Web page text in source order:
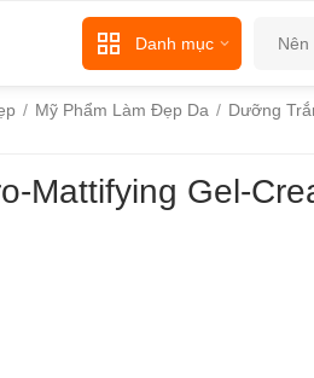
Danh mục
/ Mỹ Phẩm Làm Đẹp Da / Dưỡng
Mattifying Gel-